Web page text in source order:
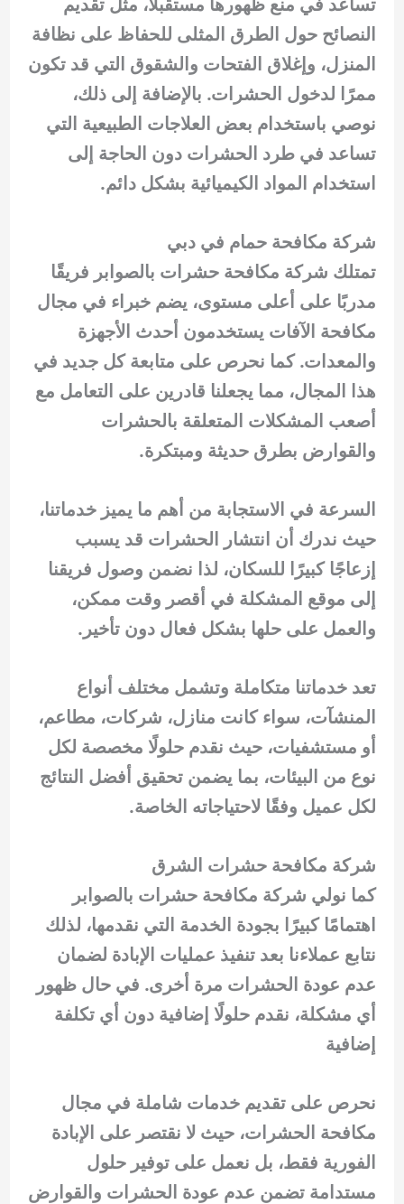
النصائح حول الطرق المثلى للحفاظ على نظافة
المنزل، وإغلاق الفتحات والشقوق التي قد تكون
ممرًا لدخول الحشرات. بالإضافة إلى ذلك،
نوصي باستخدام بعض العلاجات الطبيعية التي
تساعد في طرد الحشرات دون الحاجة إلى
استخدام المواد الكيميائية بشكل دائم.
شركة مكافحة حمام في دبي
تمتلك شركة مكافحة حشرات بالصوابر فريقًا
مدربًا على أعلى مستوى، يضم خبراء في مجال
مكافحة الآفات يستخدمون أحدث الأجهزة
والمعدات. كما نحرص على متابعة كل جديد في
هذا المجال، مما يجعلنا قادرين على التعامل مع
أصعب المشكلات المتعلقة بالحشرات
والقوارض بطرق حديثة ومبتكرة.
السرعة في الاستجابة من أهم ما يميز خدماتنا،
حيث ندرك أن انتشار الحشرات قد يسبب
إزعاجًا كبيرًا للسكان، لذا نضمن وصول فريقنا
إلى موقع المشكلة في أقصر وقت ممكن،
والعمل على حلها بشكل فعال دون تأخير.
تعد خدماتنا متكاملة وتشمل مختلف أنواع
المنشآت، سواء كانت منازل، شركات، مطاعم،
أو مستشفيات، حيث نقدم حلولًا مخصصة لكل
نوع من البيئات، بما يضمن تحقيق أفضل النتائج
لكل عميل وفقًا لاحتياجاته الخاصة.
شركة مكافحة حشرات الشرق
كما نولي شركة مكافحة حشرات بالصوابر
اهتمامًا كبيرًا بجودة الخدمة التي نقدمها، لذلك
نتابع عملاءنا بعد تنفيذ عمليات الإبادة لضمان
عدم عودة الحشرات مرة أخرى. في حال ظهور
أي مشكلة، نقدم حلولًا إضافية دون أي تكلفة
إضافية
نحرص على تقديم خدمات شاملة في مجال
مكافحة الحشرات، حيث لا نقتصر على الإبادة
الفورية فقط، بل نعمل على توفير حلول
مستدامة تضمن عدم عودة الحشرات والقوارض